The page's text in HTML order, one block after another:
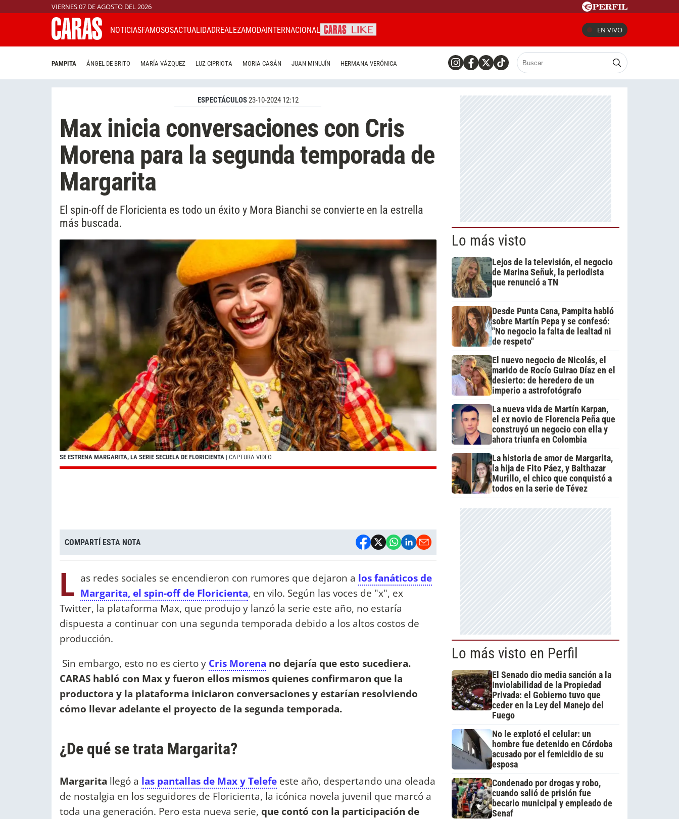
VIERNES 07 DE AGOSTO DEL 2026
NOTICIASFAMOSOSACTUALIDADREALEZAMODAINTERNACIONAL EN VIVO
PAMPITA ÁNGEL DE BRITO MARÍA VÁZQUEZ LUZ CIPRIOTA MORIA CASÁN JUAN MINUJÍN HERMANA VERÓNICA
ESPECTÁCULOS23-10-2024 12:12
Max inicia conversaciones con Cris
Morena para la segunda temporada de
Margarita
El spin-off de Floricienta es todo un éxito y Mora Bianchi se convierte en la estrella
más buscada.
SE ESTRENA MARGARITA, LA SERIE SECUELA DE FLORICIENTA | CAPTURA VIDEO
COMPARTÍ ESTA NOTA
L as redes sociales se encendieron con rumores que dejaron a los fanáticos de
Margarita, el spin-off de Floricienta, en vilo. Según las voces de "x", ex
Twitter, la plataforma Max, que produjo y lanzó la serie este año, no estaría
dispuesta a continuar con una segunda temporada debido a los altos costos de
producción.
Sin embargo, esto no es cierto y Cris Morena no dejaría que esto sucediera.
CARAS habló con Max y fueron ellos mismos quienes confirmaron que la
productora y la plataforma iniciaron conversaciones y estarían resolviendo
cómo llevar adelante el proyecto de la segunda temporada.
¿De qué se trata Margarita?
Margarita llegó a las pantallas de Max y Telefe este año, despertando una oleada
de nostalgia en los seguidores de Floricienta, la icónica novela juvenil que marcó a
toda una generación. Pero esta nueva serie, que contó con la participación de
Lo más visto
Lejos de la televisión, el negocio
de Marina Señuk, la periodista
que renunció a TN
Desde Punta Cana, Pampita habló
sobre Martín Pepa y se confesó:
"No negocio la falta de lealtad ni
de respeto"
El nuevo negocio de Nicolás, el
marido de Rocío Guirao Díaz en el
desierto: de heredero de un
imperio a astrofotógrafo
La nueva vida de Martín Karpan,
el ex novio de Florencia Peña que
construyó un negocio con ella y
ahora triunfa en Colombia
La historia de amor de Margarita,
la hija de Fito Páez, y Balthazar
Murillo, el chico que conquistó a
todos en la serie de Tévez
Lo más visto en Perfil
El Senado dio media sanción a la
Inviolabilidad de la Propiedad
Privada: el Gobierno tuvo que
ceder en la Ley del Manejo del
Fuego
No le explotó el celular: un
hombre fue detenido en Córdoba
acusado por el femicidio de su
esposa
Condenado por drogas y robo,
cuando salió de prisión fue
becario municipal y empleado de
Senaf